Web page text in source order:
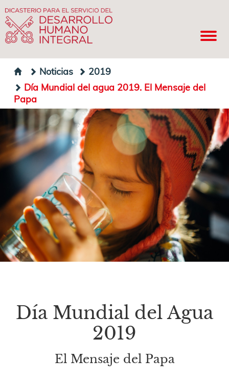
Noticias
2019
Día Mundial del agua 2019. El Mensaje del
Papa
Día Mundial del Agua
2019
El Mensaje del Papa